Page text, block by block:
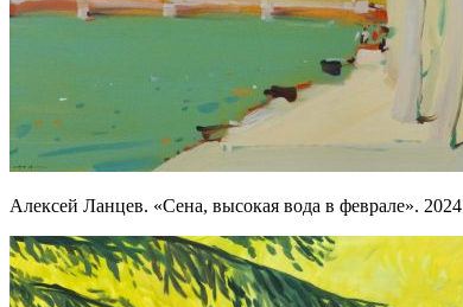
Алексей Ланцев. «Сена, высокая вода в феврале». 2024